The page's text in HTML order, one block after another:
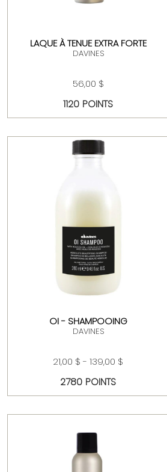
LAQUE À TENUE EXTRA FORTE
DAVINES
56,00 $
1120 POINTS
OI - SHAMPOOING
DAVINES
21,00 $ - 139,00 $
2780 POINTS